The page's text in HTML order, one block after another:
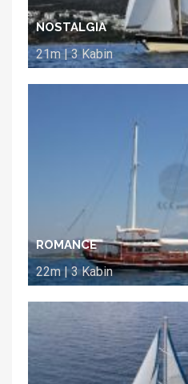
NOSTALGIA
21m | 3 Kabin
ROMANCE
22m | 3 Kabin